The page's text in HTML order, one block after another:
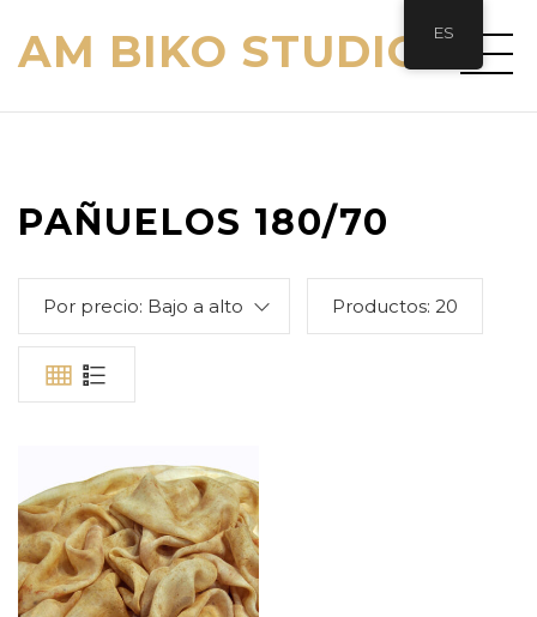
AM BIKO STUDIO
PAÑUELOS 180/70
Por precio: Bajo a alto Productos: 20
ES